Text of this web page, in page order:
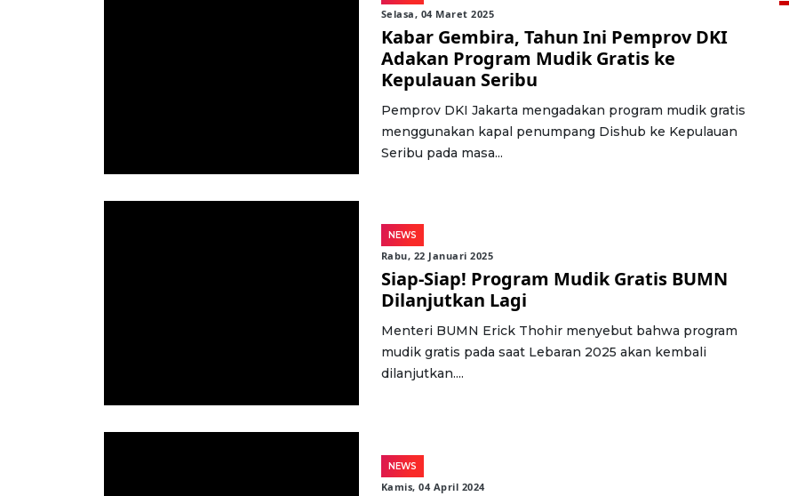
Selasa, 04 Maret 2025
Kabar Gembira, Tahun Ini Pemprov DKI
Adakan Program Mudik Gratis ke
Kepulauan Seribu
Pemprov DKI Jakarta mengadakan program mudik gratis
menggunakan kapal penumpang Dishub ke Kepulauan
Seribu pada masa...
NEWS
Rabu, 22 Januari 2025
Siap-Siap! Program Mudik Gratis BUMN
Dilanjutkan Lagi
Menteri BUMN Erick Thohir menyebut bahwa program
mudik gratis pada saat Lebaran 2025 akan kembali
dilanjutkan....
NEWS
Kamis, 04 April 2024